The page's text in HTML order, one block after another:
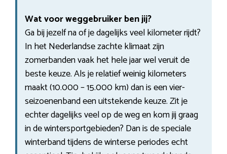
Wat voor weggebruiker ben jij?
Ga bij jezelf na of je dagelijks veel kilometer rijdt?
In het Nederlandse zachte klimaat zijn
zomerbanden vaak het hele jaar wel veruit de
beste keuze. Als je relatief weinig kilometers
maakt (10.000 – 15.000 km) dan is een vier-
seizoenenband een uitstekende keuze. Zit je
echter dagelijks veel op de weg en kom jij graag
in de wintersportgebieden? Dan is de speciale
winterband tijdens de winterse periodes echt